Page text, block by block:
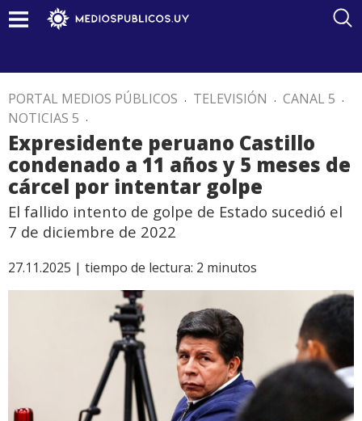
PORTAL MEDIOS PÚBLICOS . TELEVISIÓN . CANAL 5 .
NOTICIAS 5 .
Expresidente peruano Castillo
condenado a 11 años y 5 meses de
cárcel por intentar golpe
El fallido intento de golpe de Estado sucedió el
7 de diciembre de 2022
27.11.2025 | tiempo de lectura: 2 minutos